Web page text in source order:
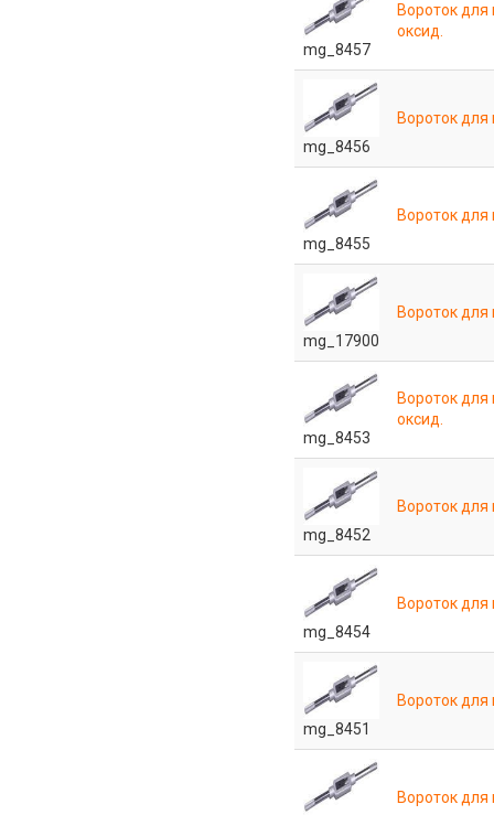
mg_8457
Вороток
оксид.
mg_8456
Вороток
mg_8455
Вороток
mg_17900
Вороток
mg_8453
Вороток
оксид.
mg_8452
Вороток
mg_8454
Вороток
mg_8451
Вороток
Вороток